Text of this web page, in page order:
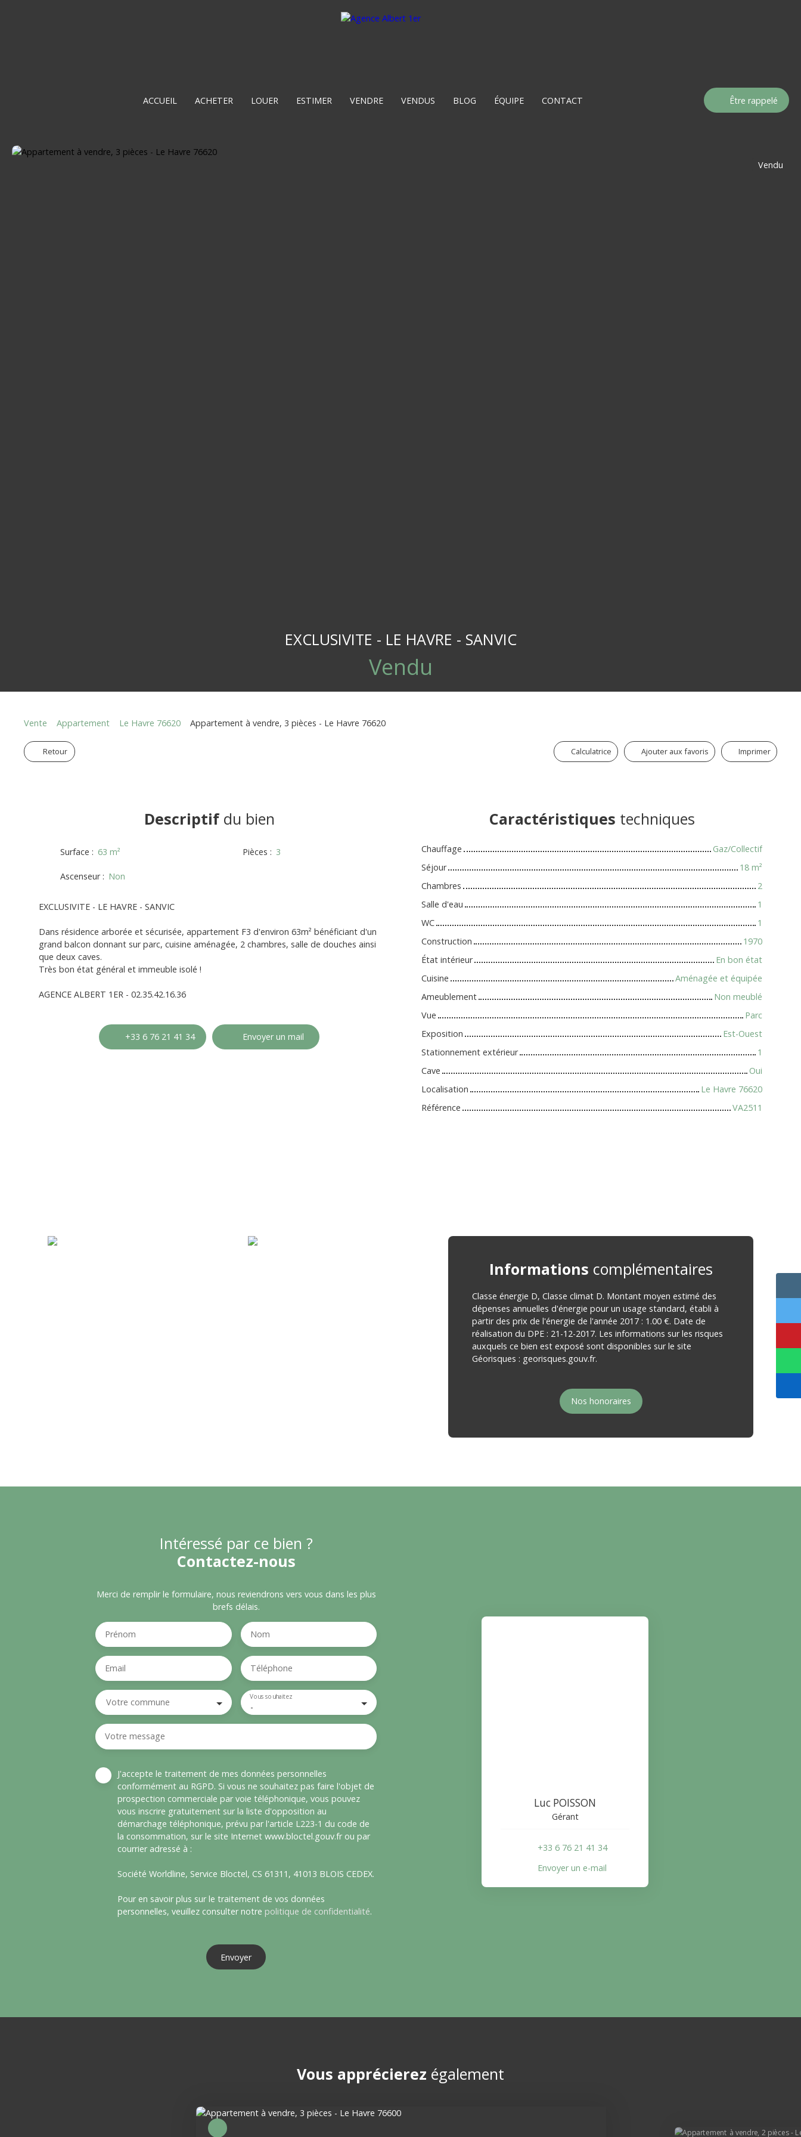
ACCUEIL ACHETER LOUER ESTIMER VENDRE VENDUS BLOG ÉQUIPE CONTACT Être rappelé
Vendu
EXCLUSIVITE - LE HAVRE - SANVIC
Vendu
Vente Appartement Le Havre 76620 Appartement à vendre, 3 pièces - Le Havre 76620
Retour Calculatrice Ajouter aux favoris Imprimer
Descriptifdu bien
Surface : 63 m² Pièces : 3
Ascenseur: Non
EXCLUSIVITE - LE HAVRE - SANVIC
Dans résidence arborée et sécurisée, appartement F3 d'environ 63m² bénéficiant d'un
grand balcon donnant sur parc, cuisine aménagée, 2 chambres, salle de douches ainsi
que deux caves.
Très bon état général et immeuble isolé !
AGENCE ALBERT 1ER - 02.35.42.16.36
+33 6 76 21 41 34 Envoyer un mail
Caractéristiques techniques
Chauffage
Gaz/Collectif
Séjour
18 m²
Chambres
2
Salle d'eau
1
WC
1
Construction
1970
État intérieur
En bon état
Cuisine
Aménagée et équipée
Ameublement
Non meublé
Vue
Parc
Exposition
Est-Ouest
Stationnement extérieur
1
Cave
Oui
Localisation
Le Havre 76620
Référence
VA2511
Informations complémentaires
Classe énergie D, Classe climat D. Montant moyen estimé des
dépenses annuelles d'énergie pour un usage standard, établi à
partir des prix de l'énergie de l'année 2017 : 1.00 €. Date de
réalisation du DPE : 21-12-2017. Les informations sur les risques
auxquels ce bien est exposé sont disponibles sur le site
Géorisques : georisques.gouv.fr.
Nos honoraires
Intéressé par ce bien ?
Contactez-nous
Merci de remplir le formulaire, nous reviendrons vers vous dans les plus
brefs délais.
Prénom Nom
Email Téléphone
Votre commune -
Vous souhaitez
Votre message
J'accepte le traitement de mes données personnelles
conformément au RGPD. Si vous ne souhaitez pas faire l'objet de
prospection commerciale par voie téléphonique, vous pouvez
vous inscrire gratuitement sur la liste d'opposition au
démarchage téléphonique, prévu par l'article L223-1 du code de
la consommation, sur le site Internet www.bloctel.gouv.fr ou par
courrier adressé à :
Société Worldline, Service Bloctel, CS 61311, 41013 BLOIS CEDEX.
Pour en savoir plus sur le traitement de vos données
personnelles, veuillez consulter notre politique de confidentialité.
Envoyer
Luc POISSON
Gérant
+33 6 76 21 41 34
Envoyer un e-mail
Vous apprécierez également